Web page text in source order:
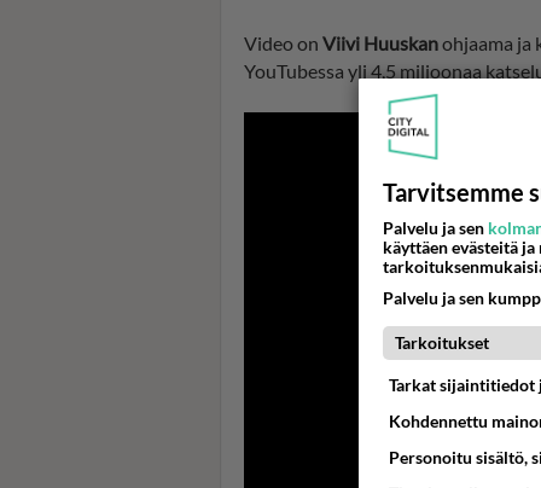
Video on Viivi Huuskanohjaama ja
YouTubessa yli 4,5 miljoonaa
Tarvitsemme
Palvelu ja sen
käyttäen evästeitä
Palvelu ja sen
Tarkoitukset
Tarkat sijaintitiedot
Kohdennettu
Personoitu sisältö,